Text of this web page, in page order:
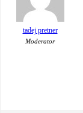
tadej pretner
Moderator